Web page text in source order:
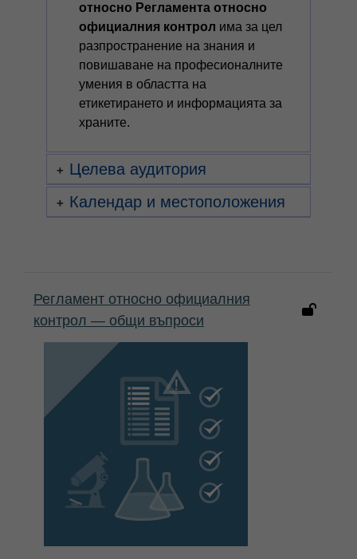
относно Регламента относно
официалния контрол има за цел
разпространение на знания и
повишаване на професионалните
умения в областта на
етикетирането и информацията за
храните.
Целева аудитория
Календар и местоположения
Регламент относно официалния
контрол — общи въпроси